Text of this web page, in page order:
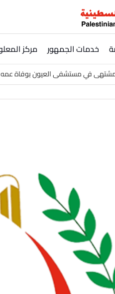
خدمات الجمهور مركز
مشتهى في مستشفى العيون بوفاة عمه